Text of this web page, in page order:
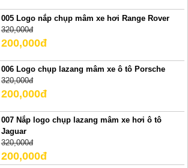
005 Logo nắp chụp mâm xe hơi Range Rover
320,000đ
200,000đ
006 Logo chụp lazang mâm xe ô tô Porsche
320,000đ
200,000đ
007 Nắp logo chụp lazang mâm xe hơi ô tô
Jaguar
320,000đ
200,000đ